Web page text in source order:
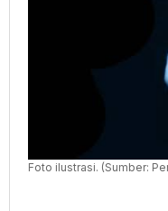
Foto ilustrasi. (Sumber: